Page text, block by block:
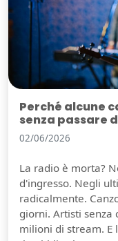
Perché alcune
senza passare
02/06/2026
La radio è morta?
d'ingresso. Negli
radicalmente.
giorni. Artisti senza
milioni di stream. E